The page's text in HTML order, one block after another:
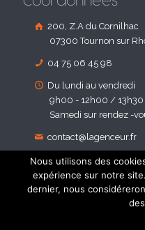
200, Z.A du Cornilhac
07300 Tournon sur
04 75 06 45 98
Du lundi au vendredi
9h00 - 12h00 / 13h30
Samedi sur rendez -
contact@lagenceur.fr
© 2018 Agenceur d'Habitat.
Nous utilisons des
expérience sur notre
dernier, nous